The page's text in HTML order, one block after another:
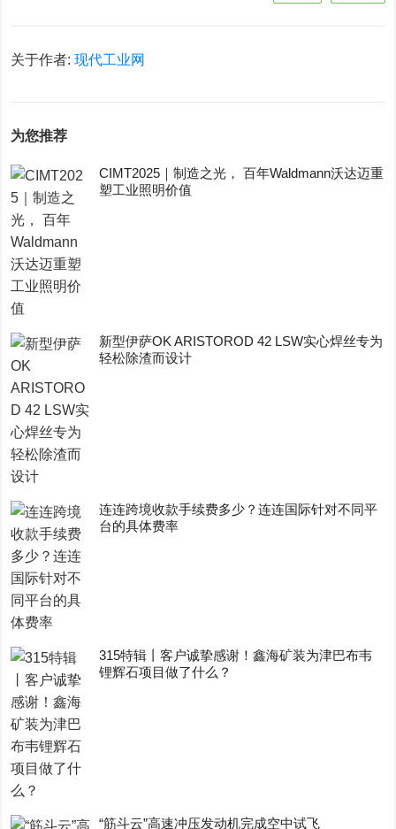
关于作者:现代工业网
为您推荐
CIMT2025｜制造之光， 百年Waldmann沃达迈重
塑工业照明价值
新型伊萨OK ARISTOROD 42 LSW实心焊丝专为
轻松除渣而设计
连连跨境收款手续费多少？连连国际针对不同平
台的具体费率
315特辑丨客户诚挚感谢！鑫海矿装为津巴布韦
锂辉石项目做了什么？
“筋斗云”高速冲压发动机完成空中试飞